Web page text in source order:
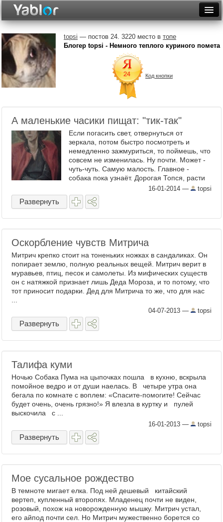
Неделя
Месяц
Рейтинги
Архив
Видеотоп
topsi — постов 24. 3220 место в топе
Блогер topsi - Немного теплого куриного помета
Код кнопки
А маленькие часики пищат: "тик-так"
Если погасить свет, отвернуться от
зеркала, потом быстро посмотреть и
немедленно зажмуриться, то поймешь, что
совсем не изменилась. Ну почти. Может -
чуть-чуть. Самую малость. Главное -
собака пока узнаёт. Дорогая Топся, расти
большая и умная. И думай, что ты все еще
такая: А ...
16-01-2014 — topsi
Развернуть
Оскорбление чувств Митрича
Митрич крепко стоит на тоненьких ножках в сандаликах. Он
попирает землю, полную реальных вещей. Митрич верит в
муравьев, птиц, песок и самолеты. Из мифических существ
он с натяжкой признает лишь Деда Мороза, и то потому, что
тот приносит подарки. Дед для Митрича то же, что для нас
04-07-2013 — topsi
Развернуть
Талифа куми
Ночью Собака Пума на цыпочках пошла в кухню, вскрыла
помойное ведро и от души наелась. В четыре утра она
бегала по комнате с воплем: «Спасите-помогите! Сейчас
будет очень, очень грязно!» Я влезла в куртку и пулей
выскочила с ...
16-01-2013 — topsi
Развернуть
Мое сусальное рождество
В темноте мигает елка. Под ней дешевый китайский
вертеп, купленный второпях. Младенец почти не виден,
розовый, похож на новорожденную мышку. Митрич устал,
его айпод почти сел. Но Митрич мужественно борется со